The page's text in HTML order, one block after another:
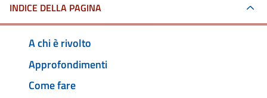
INDICE DELLA PAGINA
A chi è rivolto
Approfondimenti
Come fare